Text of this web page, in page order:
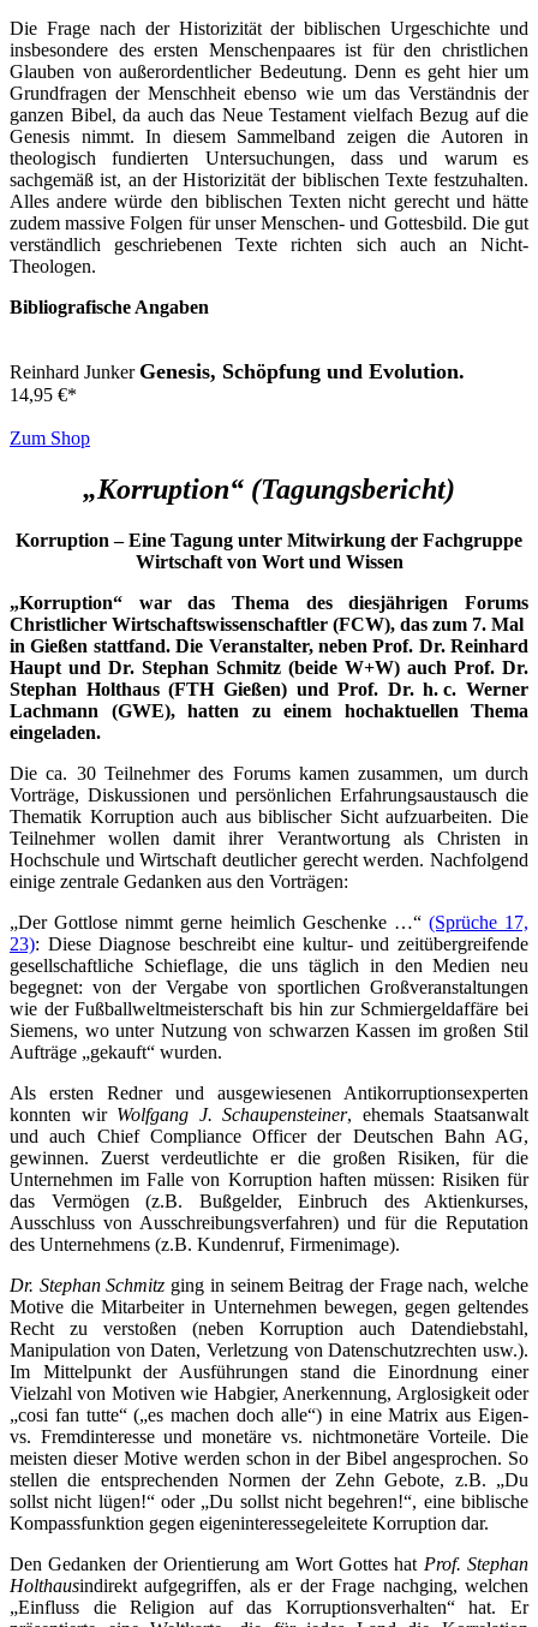
Die Frage nach der Historizität der biblischen Urgeschichte und
insbesondere des ersten Menschenpaares ist für den christlichen
Glauben von außerordentlicher Bedeutung. Denn es geht hier um
Grundfragen der Menschheit ebenso wie um das Verständnis der
ganzen Bibel, da auch das Neue Testament vielfach Bezug auf die
Genesis nimmt. In diesem Sammelband zeigen die Autoren in
theologisch fundierten Untersuchungen, dass und warum es
sachgemäß ist, an der Historizität der biblischen Texte festzuhalten.
Alles andere würde den biblischen Texten nicht gerecht und hätte
zudem massive Folgen für unser Menschen- und Gottesbild. Die gut
verständlich geschriebenen Texte richten sich auch an Nicht-
Theologen.
Bibliografische Angaben
Reinhard Junker Genesis, Schöpfung und Evolution.
14,95 €*
Zum Shop
„Korruption“ (Tagungsbericht)
Korruption – Eine Tagung unter Mitwirkung der Fachgruppe
Wirtschaft von Wort und Wissen
„Korruption“ war das Thema des diesjährigen Forums
Christlicher Wirtschaftswissenschaftler (FCW), das zum 7. Mal
in Gießen stattfand. Die Veranstalter, neben Prof. Dr. Reinhard
Haupt und Dr. Stephan Schmitz (beide W+W) auch Prof. Dr.
Stephan Holthaus (FTH Gießen) und Prof. Dr. h. c. Werner
Lachmann (GWE), hatten zu einem hochaktuellen Thema
eingeladen.
Die ca. 30 Teilnehmer des Forums kamen zusammen, um durch
Vorträge, Diskussionen und persönlichen Erfahrungsaustausch die
Thematik Korruption auch aus biblischer Sicht aufzuarbeiten. Die
Teilnehmer wollen damit ihrer Verantwortung als Christen in
Hochschule und Wirtschaft deutlicher gerecht werden. Nachfolgend
einige zentrale Gedanken aus den Vorträgen:
„Der Gottlose nimmt gerne heimlich Geschenke …“ (Sprüche 17,
23): Diese Diagnose beschreibt eine kultur- und zeitübergreifende
gesellschaftliche Schieflage, die uns täglich in den Medien neu
begegnet: von der Vergabe von sportlichen Großveranstaltungen
wie der Fußballweltmeisterschaft bis hin zur Schmiergeldaffäre bei
Siemens, wo unter Nutzung von schwarzen Kassen im großen Stil
Aufträge „gekauft“ wurden.
Als ersten Redner und ausgewiesenen Antikorruptionsexperten
konnten wir Wolfgang J. Schaupensteiner, ehemals Staatsanwalt
und auch Chief Compliance Officer der Deutschen Bahn AG,
gewinnen. Zuerst verdeutlichte er die großen Risiken, für die
Unternehmen im Falle von Korruption haften müssen: Risiken für
das Vermögen (z.B. Bußgelder, Einbruch des Aktienkurses,
Ausschluss von Ausschreibungsverfahren) und für die Reputation
des Unternehmens (z.B. Kundenruf, Firmenimage).
Dr. Stephan Schmitz ging in seinem Beitrag der Frage nach, welche
Motive die Mitarbeiter in Unternehmen bewegen, gegen geltendes
Recht zu verstoßen (neben Korruption auch Datendiebstahl,
Manipulation von Daten, Verletzung von Datenschutzrechten usw.).
Im Mittelpunkt der Ausführungen stand die Einordnung einer
Vielzahl von Motiven wie Habgier, Anerkennung, Arglosigkeit oder
„cosi fan tutte“ („es machen doch alle“) in eine Matrix aus Eigen-
vs. Fremdinteresse und monetäre vs. nichtmonetäre Vorteile. Die
meisten dieser Motive werden schon in der Bibel angesprochen. So
stellen die entsprechenden Normen der Zehn Gebote, z.B. „Du
sollst nicht lügen!“ oder „Du sollst nicht begehren!“, eine biblische
Kompassfunktion gegen eigeninteressegeleitete Korruption dar.
Den Gedanken der Orientierung am Wort Gottes hat Prof. Stephan
Holthausindirekt aufgegriffen, als er der Frage nachging, welchen
„Einfluss die Religion auf das Korruptionsverhalten“ hat. Er